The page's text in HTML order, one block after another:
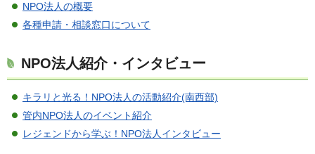
NPO法人の概要
各種申請・相談窓口について
NPO法人紹介・インタビュー
キラリと光る！NPO法人の活動紹介(南西部)
管内NPO法人のイベント紹介
レジェンドから学ぶ！NPO法人インタビュー